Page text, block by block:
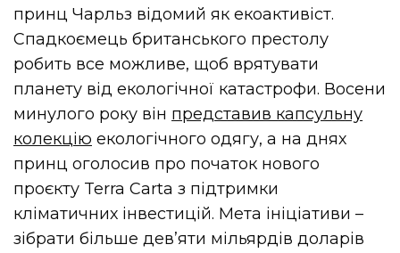
принц Чарльз відомий як екоактивіст.
Спадкоємець британського престолу
робить все можливе, щоб врятувати
планету від екологічної катастрофи. Восени
минулого року він представив капсульну
колекцію екологічного одягу, а на днях
принц оголосив про початок нового
проєкту Terra Carta з підтримки
кліматичних інвестицій. Мета ініціативи –
зібрати більше дев’яти мільярдів доларів